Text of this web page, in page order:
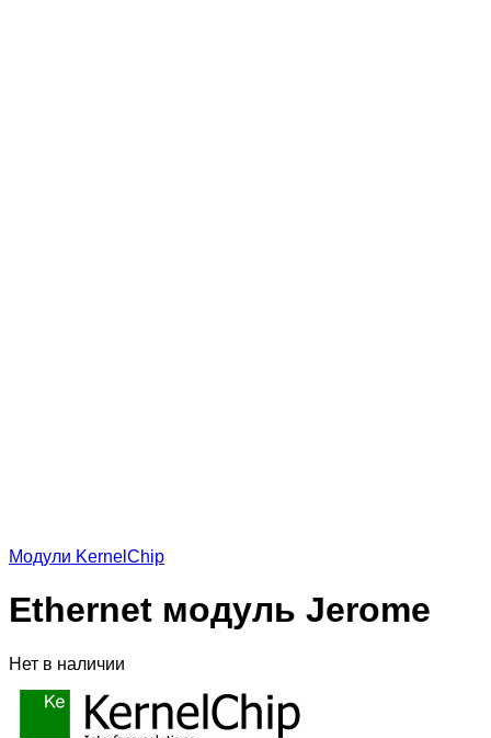
Модули KernelChip
Ethernet модуль Jerome
Нет в наличии